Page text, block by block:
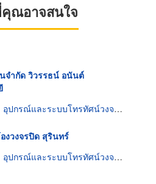
ณอาจสนใจ
จำกัด วิวรรธน์ อนันต์
อุปกรณ์และระบบโทรทัศน์วงจรปิด
งวงจรปิด สุรินทร์
อุปกรณ์และระบบโทรทัศน์วงจรปิด